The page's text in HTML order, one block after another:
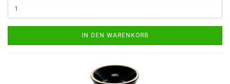
IN DEN WARENKORB